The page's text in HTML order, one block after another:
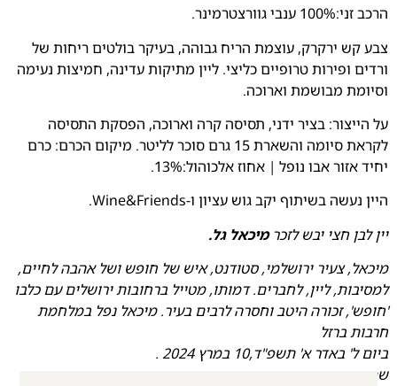
הרכב זני:100% ענבי גוורצטרמינר.
צבע קש ירקרק, עוצמת הריח גבוהה, בעיקר בולטים ריחות של
ורדים ופירות טרופיים כליצי. ליין מתיקות עדינה, חמיצות נעימה
וסיומת מבושמת וארוכה.
על הייצור: בציר ידני, תסיסה קרה וארוכה, הפסקת התסיסה
לקראת סיומה והשארת 15 גרם סוכר לליטר. מיקום הכרם: כרם
יחיד אזור אבו נופל | אחוז אלכוהול:13%.
היין נעשה בשיתוף יקב גוש עציון ו-Wine&Friends.
יין לבן חצי יבשלזכרמיכאל גל.
מיכאל, צעיר ירושלמי, סטודנט, איש של חופש ושל אהבה לחיים,
למסיבות, ליין, לחברים. דמותו, מטייל ברחובות ירושלים עם כלבו
'חופש', זכורה היטב וחסרה לרבים בעיר. מיכאל נפל במלחמת
חרבות ברזל
ביום ל' באדר א' תשפ"ד,10 במרץ 2024 .
שתו יין זה בשמחה,